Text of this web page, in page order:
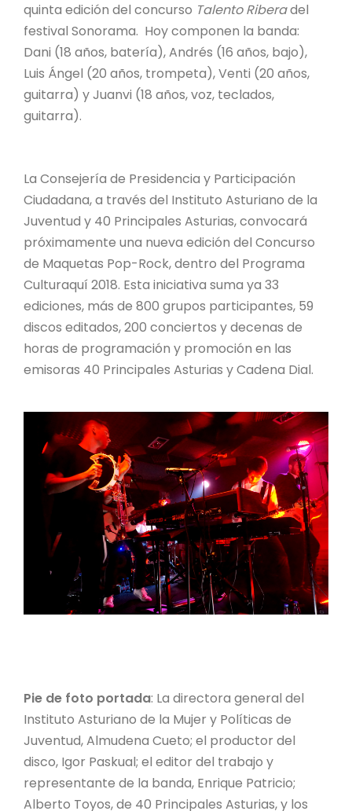
quinta edición del concurso Talento Riberadel
festival Sonorama. Hoy componen la banda:
Dani (18 años, batería), Andrés (16 años, bajo),
Luis Ángel (20 años, trompeta), Venti (20 años,
guitarra) y Juanvi (18 años, voz, teclados,
guitarra).
La Consejería de Presidencia y Participación
Ciudadana, a través del Instituto Asturiano de la
Juventud y 40 Principales Asturias, convocará
próximamente una nueva edición del Concurso
de Maquetas Pop-Rock, dentro del Programa
Culturaquí 2018. Esta iniciativa suma ya 33
ediciones, más de 800 grupos participantes, 59
discos editados, 200 conciertos y decenas de
horas de programación y promoción en las
emisoras 40 Principales Asturias y Cadena Dial.
Pie de foto portada: La directora general del
Instituto Asturiano de la Mujer y Políticas de
Juventud, Almudena Cueto; el productor del
disco, Igor Paskual; el editor del trabajo y
representante de la banda, Enrique Patricio;
Alberto Toyos, de 40 Principales Asturias, y los